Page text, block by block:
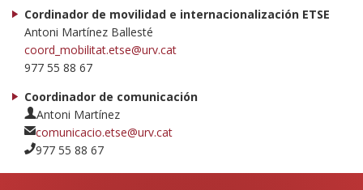
Cordinador de movilidad e internacionalización ETSE
Antoni Martínez Ballesté
coord_mobilitat.etse@urv.cat
977 55 88 67
Coordinador de comunicación
Antoni Martínez
comunicacio.etse@urv.cat
977 55 88 67